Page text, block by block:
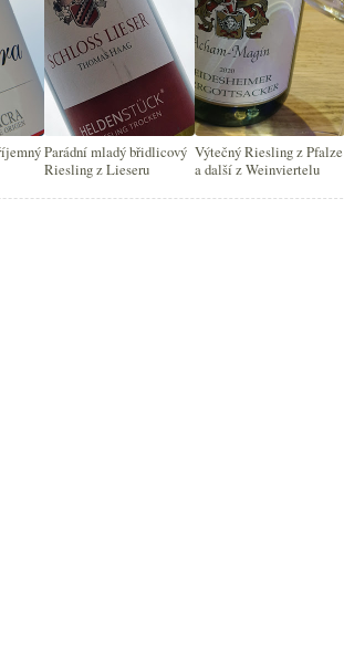
Parádní mladý břidlicový
Riesling z Lieseru
Výtečný Riesling z Pfalze
a další z Weinviertelu